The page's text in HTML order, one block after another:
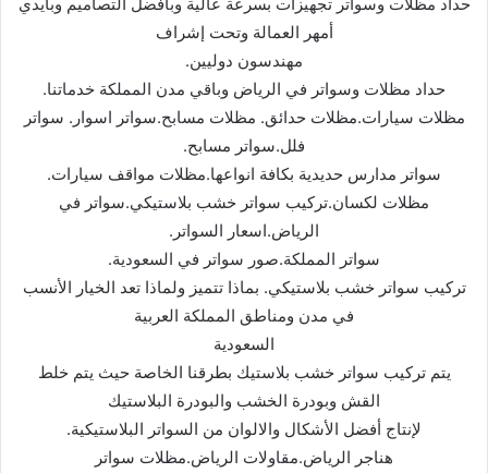
أمھر العمالة وتحت إشراف
مھندسون دولیین.
حداد مظلات وسواتر في الریاض وباقي مدن المملكة خدماتنا.
مظلات سیارات.مظلات حدائق. مظلات مسابح.سواتر اسوار. سواتر
فلل.سواتر مسابح.
سواتر مدارس حدیدیة بكافة انواعھا.مظلات مواقف سیارات.
مظلات لكسان.تركیب سواتر خشب بلاستیكي.سواتر في
الریاض.اسعار السواتر.
سواتر المملكة.صور سواتر في السعودیة.
تركیب سواتر خشب بلاستیكي. بماذا تتمیز ولماذا تعد الخیار الأنسب
في مدن ومناطق المملكة العربیة
السعودیة
یتم تركیب سواتر خشب بلاستیك بطرقنا الخاصة حیث یتم خلط
القش وبودرة الخشب والبودرة البلاستیك
لإنتاج أفضل الأشكال والالوان من السواتر البلاستیكیة.
ھناجر الریاض.مقاولات الریاض.مظلات سواتر